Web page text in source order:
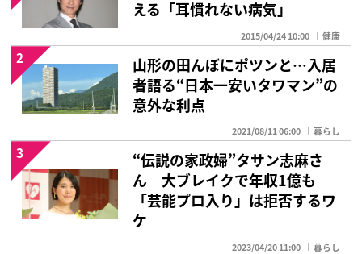
える「耳慣れない病気」
2015/04/24 10:00 健康
山形の田んぼにポツンと…入居
者語る“日本一安いタワマン”の
意外な利点
2021/08/11 06:00 暮らし
2
“伝説の家政婦”タサン志麻さ
ん 大ブレイクで年収1億も
「芸能プロ入り」は拒否するワ
ケ
2023/04/20 11:00 暮らし
3